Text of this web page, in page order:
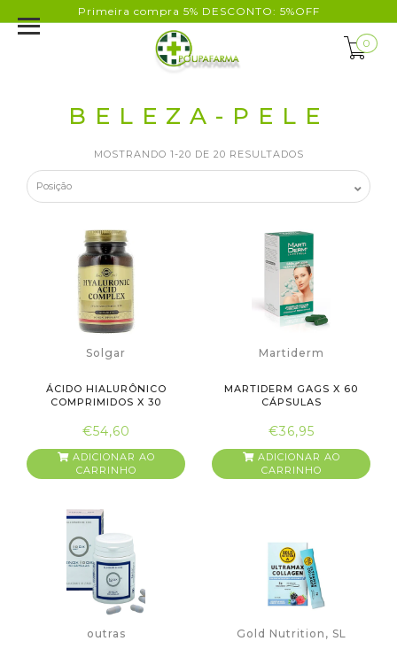
Primeira compra 5% DESCONTO: 5%OFF
0
BELEZA-PELE
MOSTRANDO 1-20 DE 20 RESULTADOS
Solgar
ÁCIDO HIALURÔNICO
COMPRIMIDOS X 30
€54,60
ADICIONAR AO
CARRINHO
Martiderm
MARTIDERM GAGS X 60
CÁPSULAS
€36,95
ADICIONAR AO
CARRINHO
outras Gold Nutrition, SL